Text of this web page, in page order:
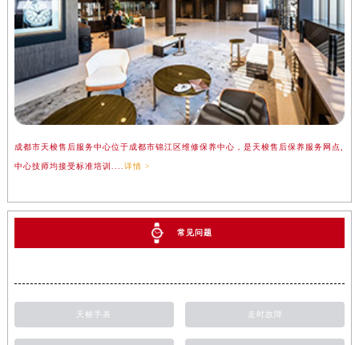
成都市天梭售后服务中心位于成都市锦江区维修保养中心，是天梭售后保养服务网点,
中心技师均接受标准培训.... 详情 >
常见问题
天梭手表 走时故障